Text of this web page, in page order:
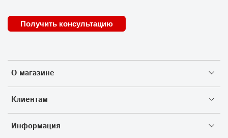
О магазине
Клиентам
Информация
Получить консультацию